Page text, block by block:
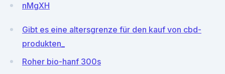
nMgXH
Gibt es eine altersgrenze für den kauf von cbd-
produkten_
Roher bio-hanf 300s